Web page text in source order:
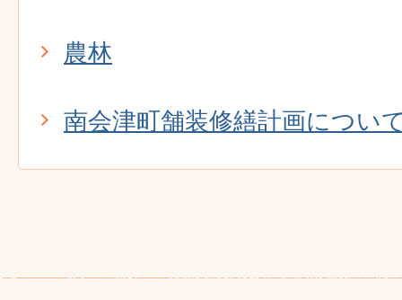
農林
南会津町舗装修繕計画につい